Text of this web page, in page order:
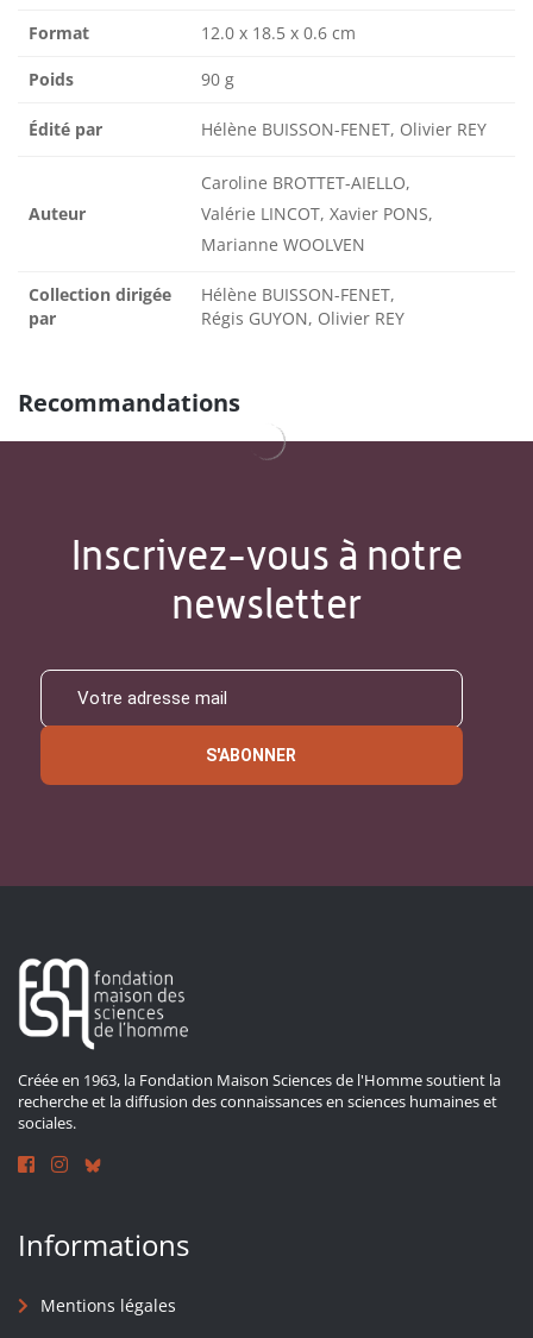
Format 12.0 x 18.5 x 0.6 cm
Poids 90 g
Édité par Hélène BUISSON-FENET, Olivier REY
Auteur
Caroline BROTTET-AIELLO,
Valérie LINCOT, Xavier PONS,
Marianne WOOLVEN
Collection dirigée
par
Hélène BUISSON-FENET,
Régis GUYON, Olivier REY
Recommandations
Inscrivez-vous à notre
newsletter
S'ABONNER
Créée en 1963, la Fondation Maison Sciences de l'Homme soutient la
recherche et la diffusion des connaissances en sciences humaines et
sociales.
Informations
Mentions légales